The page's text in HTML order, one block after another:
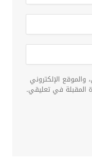
الإلكتروني
المقبلة في تعليقي.